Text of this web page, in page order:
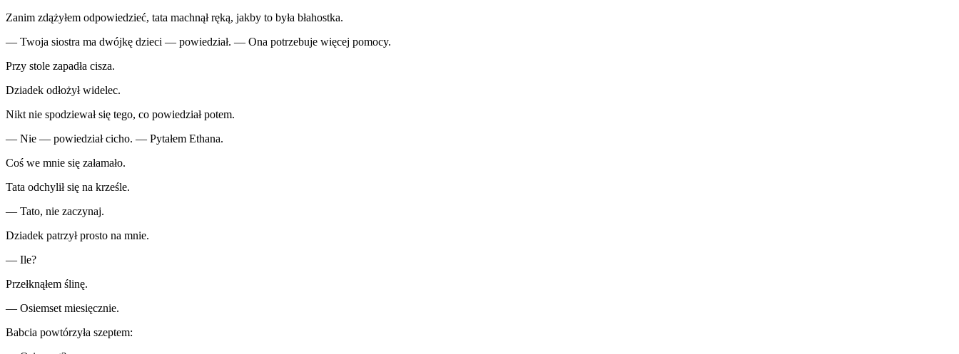
Zanim zdążyłem odpowiedzieć, tata machnął ręką, jakby to była błahostka.
— Twoja siostra ma dwójkę dzieci — powiedział. — Ona potrzebuje więcej pomocy.
Przy stole zapadła cisza.
Dziadek odłożył widelec.
Nikt nie spodziewał się tego, co powiedział potem.
— Nie — powiedział cicho. — Pytałem Ethana.
Coś we mnie się załamało.
Tata odchylił się na krześle.
— Tato, nie zaczynaj.
Dziadek patrzył prosto na mnie.
— Ile?
Przełknąłem ślinę.
— Osiemset miesięcznie.
Babcia powtórzyła szeptem: